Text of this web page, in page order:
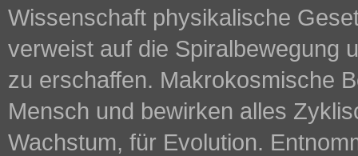
Wissenschaft physikalische
verweist auf die Spiralbewegung
zu erschaffen. Makrokosmische
Mensch und bewirken alles
Wachstum, für Evolution.